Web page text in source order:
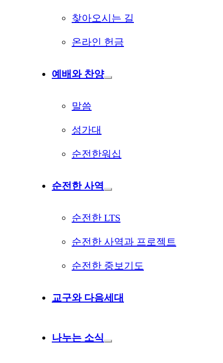
찾아오시는 길
온라인 헌금
예배와 찬양
말씀
성가대
순전한워십
순전한 사역
순전한 LTS
순전한 사역과 프로젝트
순전한 중보기도
교구와 다음세대
나누는 소식